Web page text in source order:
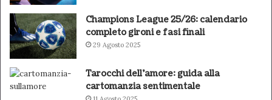
Champions League 25/26: calendario
completo gironi e fasi finali
29 Agosto 2025
Tarocchi dell’amore: guida alla
cartomanzia sentimentale